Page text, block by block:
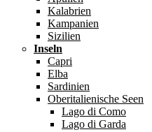
Kalabrien
Kampanien
Sizilien
Inseln
Capri
Elba
Sardinien
Oberitalienische Seen
Lago di Como
Lago di Garda